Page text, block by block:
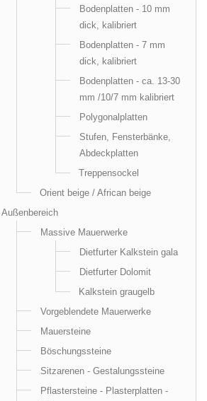
Bodenplatten - 10 mm
dick, kalibriert
Bodenplatten - 7 mm
dick, kalibriert
Bodenplatten - ca. 13-30
mm /10/7 mm kalibriert
Polygonalplatten
Stufen, Fensterbänke,
Abdeckplatten
Treppensockel
Orient beige / African beige
Außenbereich
Massive Mauerwerke
Dietfurter Kalkstein gala
Dietfurter Dolomit
Kalkstein graugelb
Vorgeblendete Mauerwerke
Mauersteine
Böschungssteine
Sitzarenen - Gestalungssteine
Pflastersteine - Plasterplatten -